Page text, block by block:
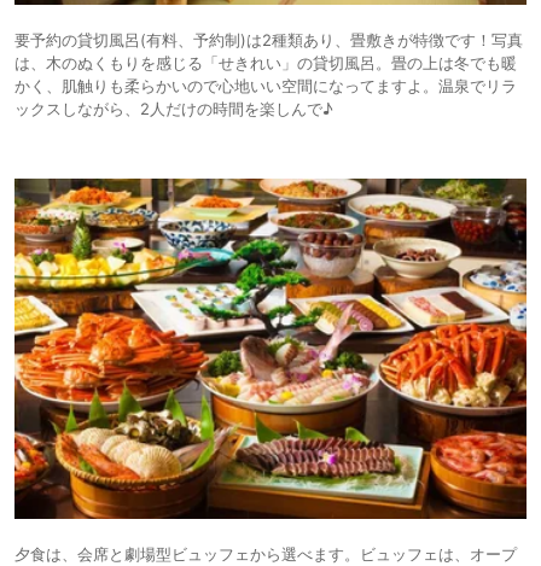
要予約の貸切風呂(有料、予約制)は2種類あり、畳敷きが特徴です！写真
は、木のぬくもりを感じる「せきれい」の貸切風呂。畳の上は冬でも暖
かく、肌触りも柔らかいので心地いい空間になってますよ。温泉でリラ
ックスしながら、2人だけの時間を楽しんで♪
夕食は、会席と劇場型ビュッフェから選べます。ビュッフェは、オープ